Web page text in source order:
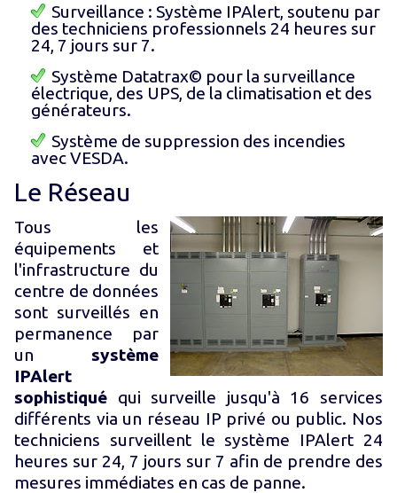
Surveillance : Système IPAlert, soutenu par
des techniciens professionnels 24 heures sur
24, 7 jours sur 7.
Système Datatrax© pour la surveillance
électrique, des UPS, de la climatisation et des
générateurs.
Système de suppression des incendies
avec VESDA.
Le Réseau
Tous les
équipements et
l'infrastructure du
centre de données
sont surveillés en
permanence par
un système
IPAlert
sophistiqué qui surveille jusqu'à 16 services
différents via un réseau IP privé ou public. Nos
techniciens surveillent le système IPAlert 24
heures sur 24, 7 jours sur 7 afin de prendre des
mesures immédiates en cas de panne.